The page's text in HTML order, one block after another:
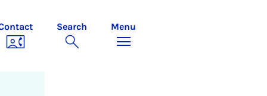
Search Menu